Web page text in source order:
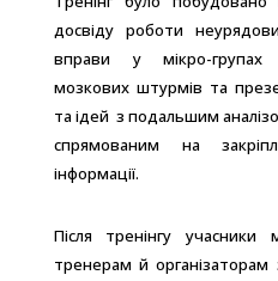
досвіду роботи
вправи у мікро-
мозкових штурмів та
та ідей з подальшим
спрямованим на
інформації.
Після тренінгу
тренерам й організаторам